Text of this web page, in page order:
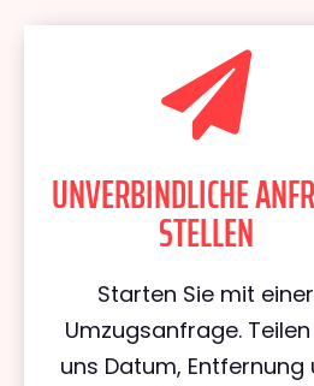
UNVERBINDLICHE
STELLEN
Starten Sie mit einer
Umzugsanfrage. Teilen
uns Datum, Entfernung